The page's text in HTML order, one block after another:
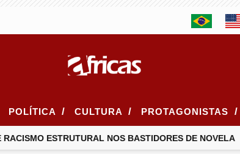
POLÍTICA / CULTURA / PROTAGONISTAS /
ESTRUTURAL NOS BASTIDORES DE NOVELA